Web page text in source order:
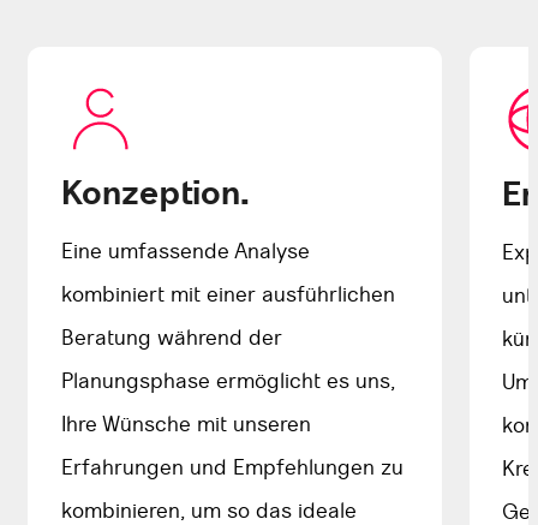
Konzeption.
Eine umfassende Analyse
kombiniert mit einer ausführlichen
Beratung während der
Planungsphase ermöglicht es uns,
Ihre Wünsche mit unseren
Erfahrungen und Empfehlungen zu
kombinieren, um so das ideale